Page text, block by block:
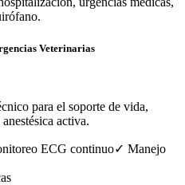
Veterinarias
para el soporte de vida,
activa.
ECG continuo✓ Manejo